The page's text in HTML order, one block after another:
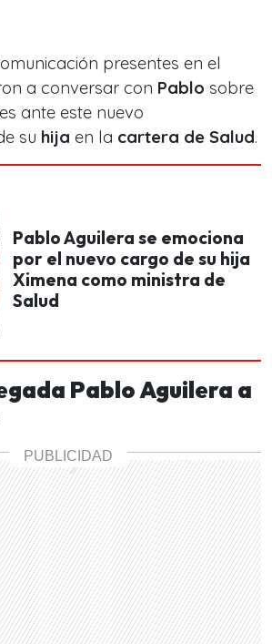
presentes en el
a conversar con Pablo sobre
ante este nuevo
su hija en la cartera de Salud.
Pablo Aguilera se emociona
por el nuevo cargo de su hija
Ximena como ministra de
Salud
Pablo Aguilera a